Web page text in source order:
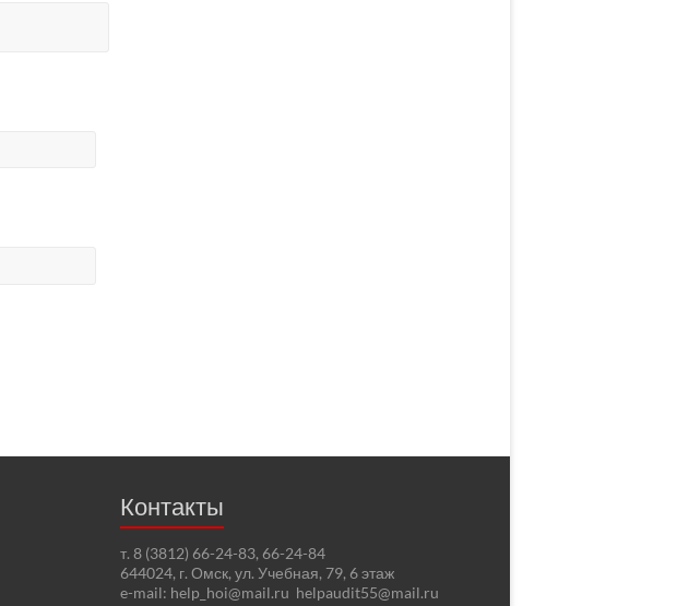
Контакты
т. 8 (3812) 66-24-83, 66-24-84
644024, г. Омск, ул. Учебная, 79, 6 этаж
e-mail: help_hoi@mail.ru helpaudit55@mail.ru